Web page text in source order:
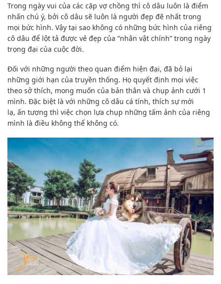
Trong ngày vui của các cặp vợ chồng thì cô dâu luôn là điểm
nhấn chú ý, bởi cô dâu sẽ luôn là người đẹp đẽ nhất trong
mọi bức hình. Vậy tại sao không có những bức hình của riêng
cô dâu để lột tả được vẻ đẹp của “nhân vật chính” trong ngày
trọng đại của cuộc đời.
Đối với những người theo quan điểm hiện đại, đã bỏ lại
những giới hạn của truyền thống. Họ quyết định mọi việc
theo sở thích, mong muốn của bản thân và chụp ảnh cưới 1
mình. Đặc biệt là với những cô dâu cá tính, thích sự mới
lạ, ấn tượng thì việc chọn lựa chụp những tấm ảnh của riêng
mình là điều không thể không có.